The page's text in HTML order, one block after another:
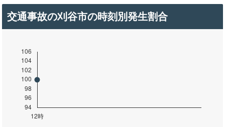
交通事故の刈谷市の時刻別発生割合